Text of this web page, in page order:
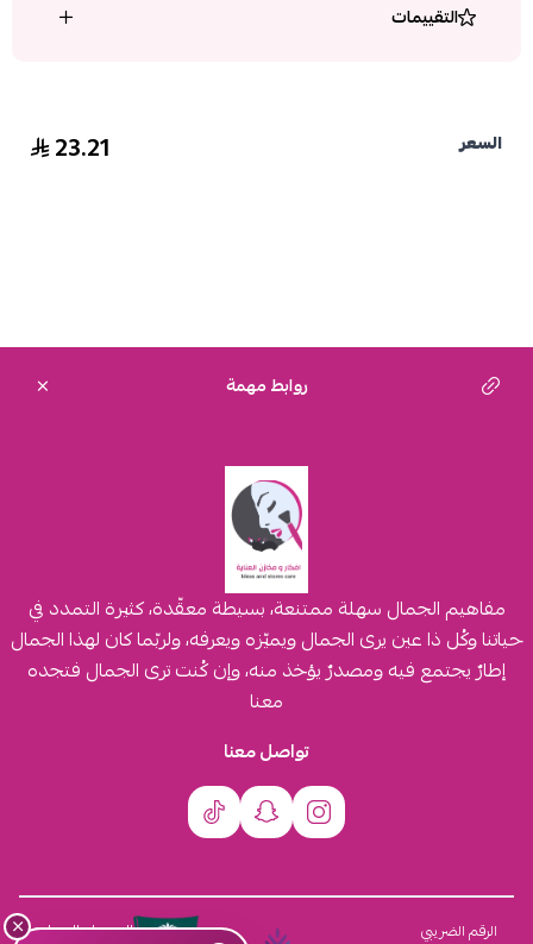
التقييمات
السعر 23.21
روابط مهمة
مفاهيم الجمال سهلة ممتنعة، بسيطة معقّدة، كثيرة التمدد في
حياتنا وكُل ذا عين يرى الجمال ويميّزه ويعرفه، ولربّما كان لهذا الجمال
إطارٌ يجتمع فيه ومصدرٌ يؤخذ منه، وإن كُنت ترى الجمال فتجده
معنا
تواصل معنا
الرقم الضريبي السجل التجاري×